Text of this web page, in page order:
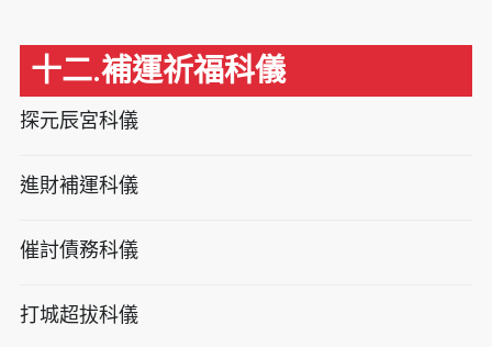
十二.補運祈福科儀
探元辰宮科儀
進財補運科儀
催討債務科儀
打城超拔科儀